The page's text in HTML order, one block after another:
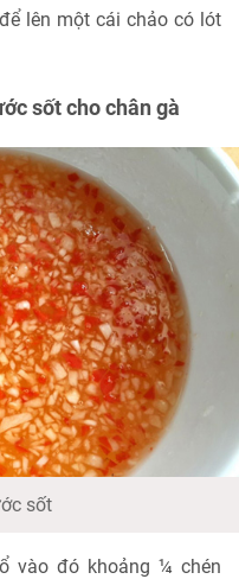
lên một cái chảo có lót
sốt cho chân gà
sốt
vào đó khoảng ¼ chén